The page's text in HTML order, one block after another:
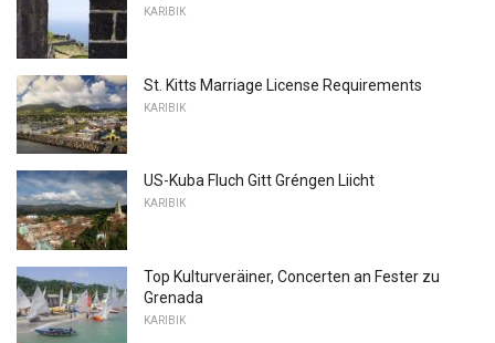
KARIBIK
St. Kitts Marriage License Requirements
KARIBIK
US-Kuba Fluch Gitt Gréngen Liicht
KARIBIK
Top Kulturveräiner, Concerten an Fester zu
Grenada
KARIBIK